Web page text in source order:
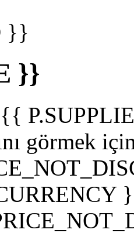
}}
}}
{{
görmek